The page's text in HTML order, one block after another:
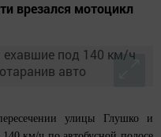
врезался мотоцикл
улицы Глушко и